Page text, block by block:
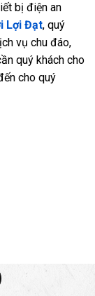
bị điện an
Lợi Đạt, quý
vụ chu đáo,
quý khách cho
cho quý